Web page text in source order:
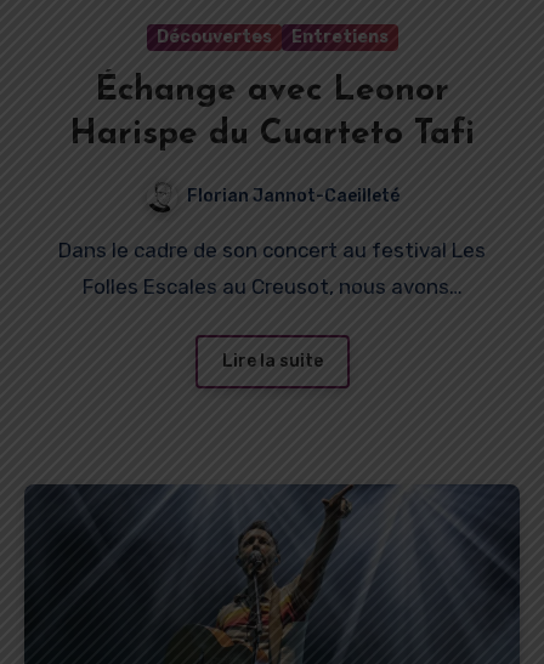
Découvertes Entretiens
Échange avec Leonor
Harispe du Cuarteto Tafi
Florian Jannot-Caeilleté
Dans le cadre de son concert au festival Les
Folles Escales au Creusot, nous avons…
Lire la suite